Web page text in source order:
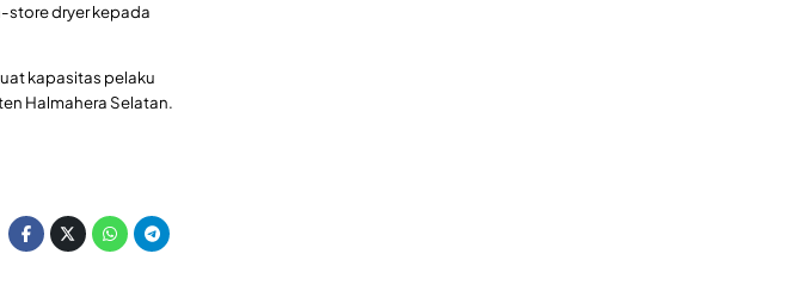
store dryer kepada
kapasitas pelaku
Halmahera Selatan.